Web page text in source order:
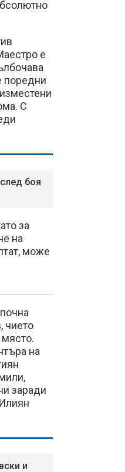
е
поредни
С
боя
за
на
може
чието
на
заради
и